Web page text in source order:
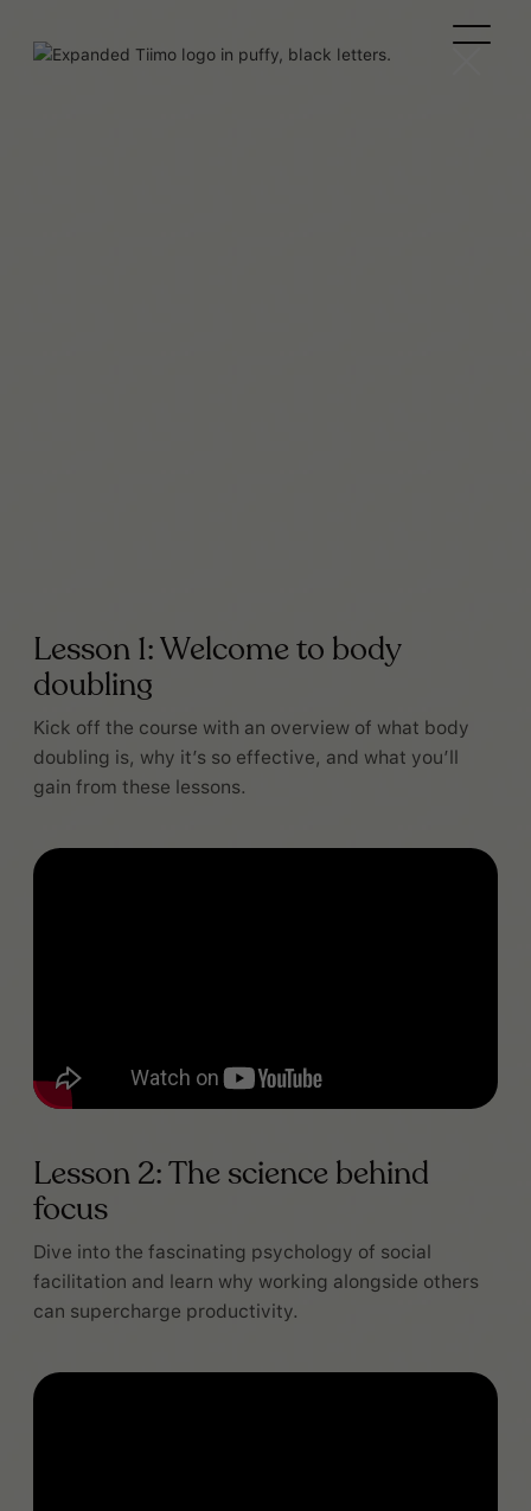
Lesson 1: Welcome to body
doubling
Kick off the course with an overview of what body
doubling is, why it’s so effective, and what you’ll
gain from these lessons.
Lesson 2: The science behind
focus
Dive into the fascinating psychology of social
facilitation and learn why working alongside others
can supercharge productivity.